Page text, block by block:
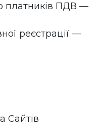
платників ПДВ —
реєстрації —
Сайтів